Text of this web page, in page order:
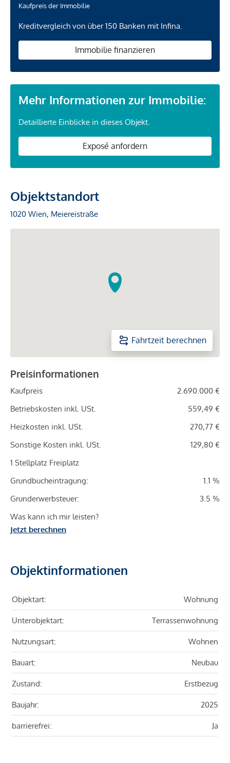
Kaufpreis der Immobilie
Kreditvergleich von über 150 Banken mit Infina.
Immobilie finanzieren
Mehr Informationen zur Immobilie:
Detaillierte Einblicke in dieses Objekt.
Exposé anfordern
Objektstandort
1020 Wien, Meiereistraße
Fahrtzeit berechnen
Preisinformationen
Kaufpreis
2.690.000 €
Betriebskosten inkl. USt.
559,49 €
Heizkosten inkl. USt.
270,77 €
Sonstige Kosten inkl. USt.
129,80 €
1 Stellplatz Freiplatz
Grundbucheintragung:
1.1 %
Grunderwerbsteuer:
3.5 %
Was kann ich mir leisten?
Jetzt berechnen
Objektinformationen
Objektart: Wohnung
Unterobjektart: Terrassenwohnung
Nutzungsart: Wohnen
Bauart: Neubau
Zustand: Erstbezug
Baujahr: 2025
barrierefrei: Ja